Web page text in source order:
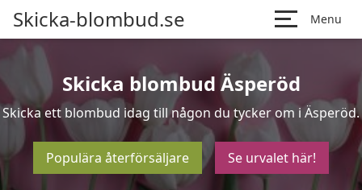
Skicka-blombud.se Menu
Skicka blombud Äsperöd
Skicka ett blombud idag till någon du tycker om i Äsperöd.
Populära återförsäljare Se urvalet här!